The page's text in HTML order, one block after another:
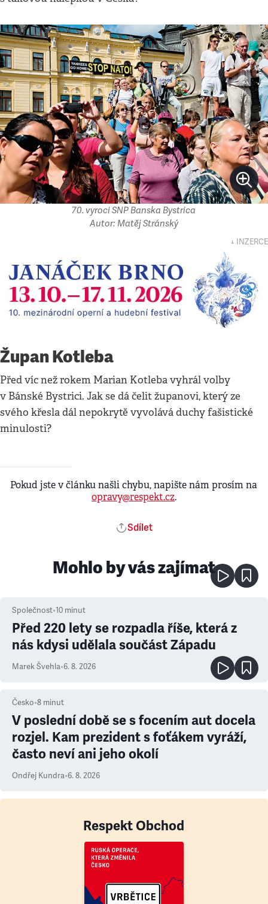
70. vyroci SNP Banska Bystrica
Autor: Matěj Stránský
↓ INZERCE
Župan Kotleba
Před víc než rokem Marian Kotleba vyhrál volby
v Bánské Bystrici. Jak se dá čelit županovi, který ze
svého křesla dál nepokrytě vyvolává duchy fašistické
minulosti?
Pokud jste v článku našli chybu, napište nám prosím na
opravy@respekt.cz.
Sdílet
Mohlo by vás zajímat
Společnost•10 minut
Před 220 lety se rozpadla říše, která z
nás kdysi udělala součást Západu
Marek Švehla•6. 8. 2026
Česko•8 minut
V poslední době se s focením aut docela
rozjel. Kam prezident s foťákem vyráží,
často neví ani jeho okolí
Ondřej Kundra•6. 8. 2026
Respekt Obchod